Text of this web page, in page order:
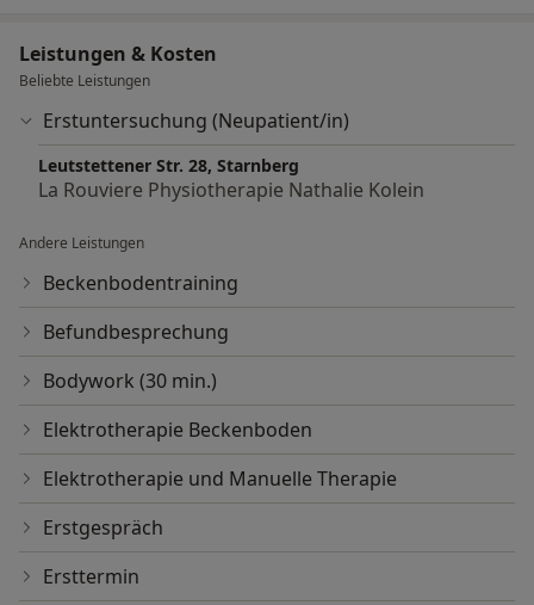
Leistungen & Kosten
Beliebte Leistungen
Erstuntersuchung (Neupatient/in)
Leutstettener Str. 28, Starnberg
La Rouviere Physiotherapie Nathalie Kolein
Andere Leistungen
Beckenbodentraining
Befundbesprechung
Bodywork (30 min.)
Elektrotherapie Beckenboden
Elektrotherapie und Manuelle Therapie
Erstgespräch
Ersttermin